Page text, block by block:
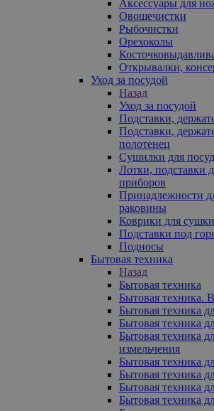
Аксессуары для
Овощечистки
Рыбочистки
Орехоколы
Открывалки,
Уход за посудой
Назад
Уход за посудой
Подставки,
Подставки,
полотенец
Сушилки для
Лотки, подставки
приборов
Принадлежности
раковины
Коврики для
Подставки под
Подносы
Бытовая техника
Назад
Бытовая техника
Бытовая техника.
Бытовая техника
Бытовая техника
Бытовая техника
измельчения
Бытовая техника
Бытовая техника
Бытовая техника
Бытовая техника